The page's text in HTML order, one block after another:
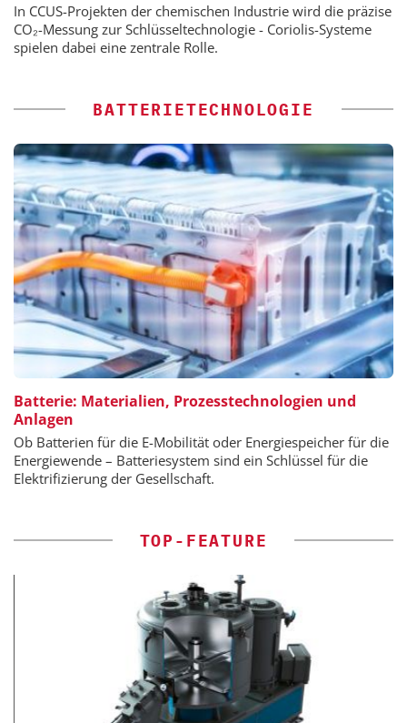
In CCUS-Projekten der chemischen Industrie wird die präzise
CO₂-Messung zur Schlüsseltechnologie - Coriolis-Systeme
spielen dabei eine zentrale Rolle.
BATTERIETECHNOLOGIE
Batterie: Materialien, Prozesstechnologien und
Anlagen
Ob Batterien für die E-Mobilität oder Energiespeicher für die
Energiewende – Batteriesystem sind ein Schlüssel für die
Elektrifizierung der Gesellschaft.
TOP-FEATURE